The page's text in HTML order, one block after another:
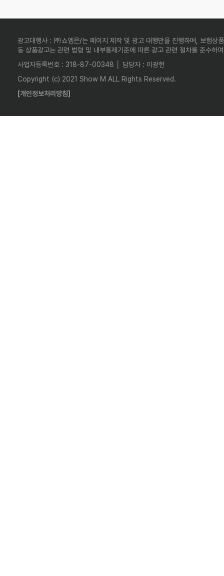
광고대행사 : ㈜쇼엠은/는 페이지 제작 및 광고 대행만을 진행하며, 보험상
동 상품광고는 관련 법령 및 내부통제기준에 따른 광고 관련 절차를 준수하
사업자등록번호 : 318-87-00348 │ 담당자 : 이광헌
Copyright (c) 2021 Show M ALL Rights Reserved.
[개인정보처리방침]